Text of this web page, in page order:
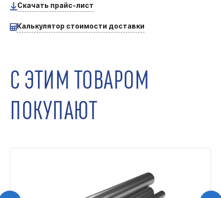
Скачать прайс-лист
Калькулятор стоимости доставки
С ЭТИМ ТОВАРОМ
ПОКУПАЮТ